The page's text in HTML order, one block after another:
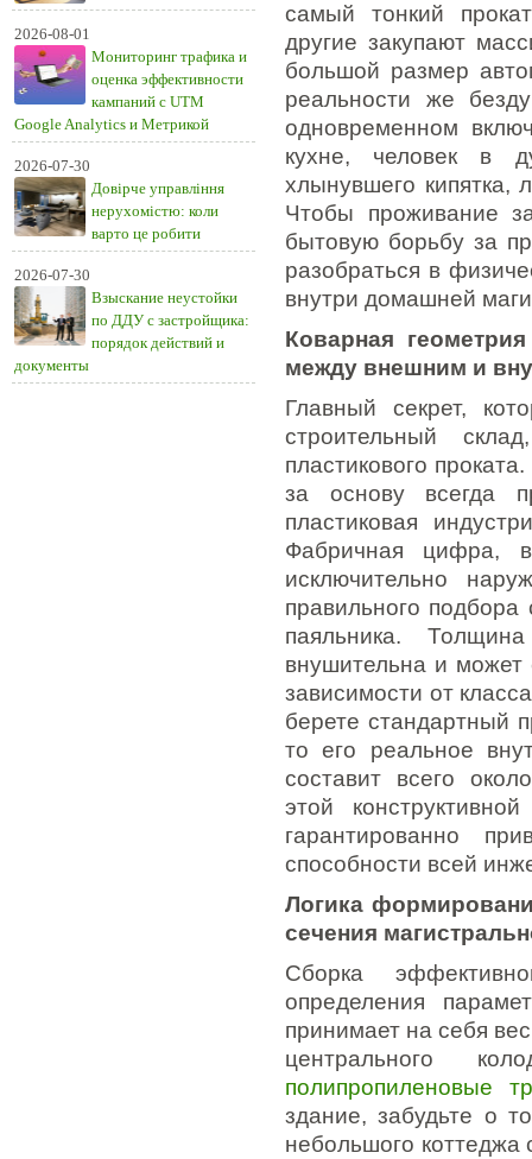
2026-08-01
Мониторинг трафика и
оценка эффективности
кампаний с UTM
Google Analytics и Метрикой
2026-07-30
Довірче управління
нерухомістю: коли
варто це робити
2026-07-30
Взыскание неустойки
по ДДУ с застройщика:
порядок действий и
документы
самый тонкий
другие закупают
большой размер
реальности же
одновременном
кухне, человек в
хлынувшего кипятка,
Чтобы проживание
бытовую борьбу за
разобраться в
внутри домашней
Коварная
между внешним и
Главный секрет,
строительный
пластикового
за основу всегда
пластиковая
Фабричная цифра,
исключительно
правильного
паяльника.
внушительна и может
зависимости от
берете стандартный
то его реальное
составит всего
этой
гарантированно
способности всей
Логика
сечения
Сборка
определения
принимает на себя
центрального
полипропиленовые
здание, забудьте о
небольшого коттеджа